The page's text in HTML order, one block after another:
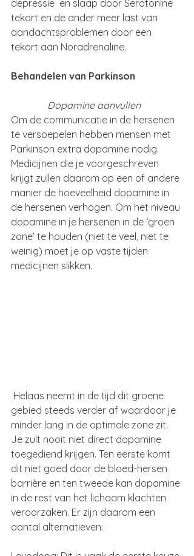
depressie  en slaap door Serotonine
tekort en de ander meer last van
aandachtsproblemen door een
tekort aan Noradrenaline.
Behandelen van Parkinson
Dopamine aanvullen
Om de communicatie in de hersenen
te versoepelen hebben mensen met
Parkinson extra dopamine nodig.
Medicijnen die je voorgeschreven
krijgt zullen daarom op een of andere
manier de hoeveelheid dopamine in
de hersenen verhogen. Om het niveau
dopamine in je hersenen in de ‘groen
zone’ te houden (niet te veel, niet te
weinig) moet je op vaste tijden
medicijnen slikken.
gebied steeds verder af waardoor je
minder lang in de optimale zone zit.
Je zult nooit niet direct dopamine
toegediend krijgen. Ten eerste komt
dit niet goed door de bloed-hersen
barrière en ten tweede kan dopamine
in de rest van het lichaam klachten
veroorzaken. Er zijn daarom een
aantal alternatieven: